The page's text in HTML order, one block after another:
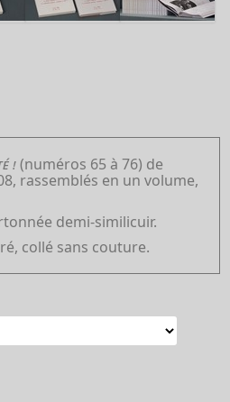
!(numéros 65 à 76) de
rassemblés en un volume,
demi-similicuir.
collé sans couture.